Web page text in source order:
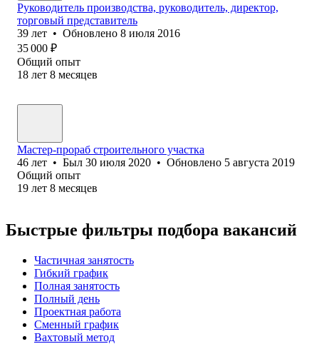
Руководитель производства, руководитель, директор,
торговый представитель
39 лет • Обновлено 8 июля 2016
35 000 ₽
Общий опыт
18 лет 8 месяцев
Мастер-прораб строительного участка
46 лет • Был 30 июля 2020 • Обновлено 5 августа 2019
Общий опыт
19 лет 8 месяцев
Быстрые фильтры подбора вакансий
Частичная занятость
Гибкий график
Полная занятость
Полный день
Проектная работа
Сменный график
Вахтовый метод